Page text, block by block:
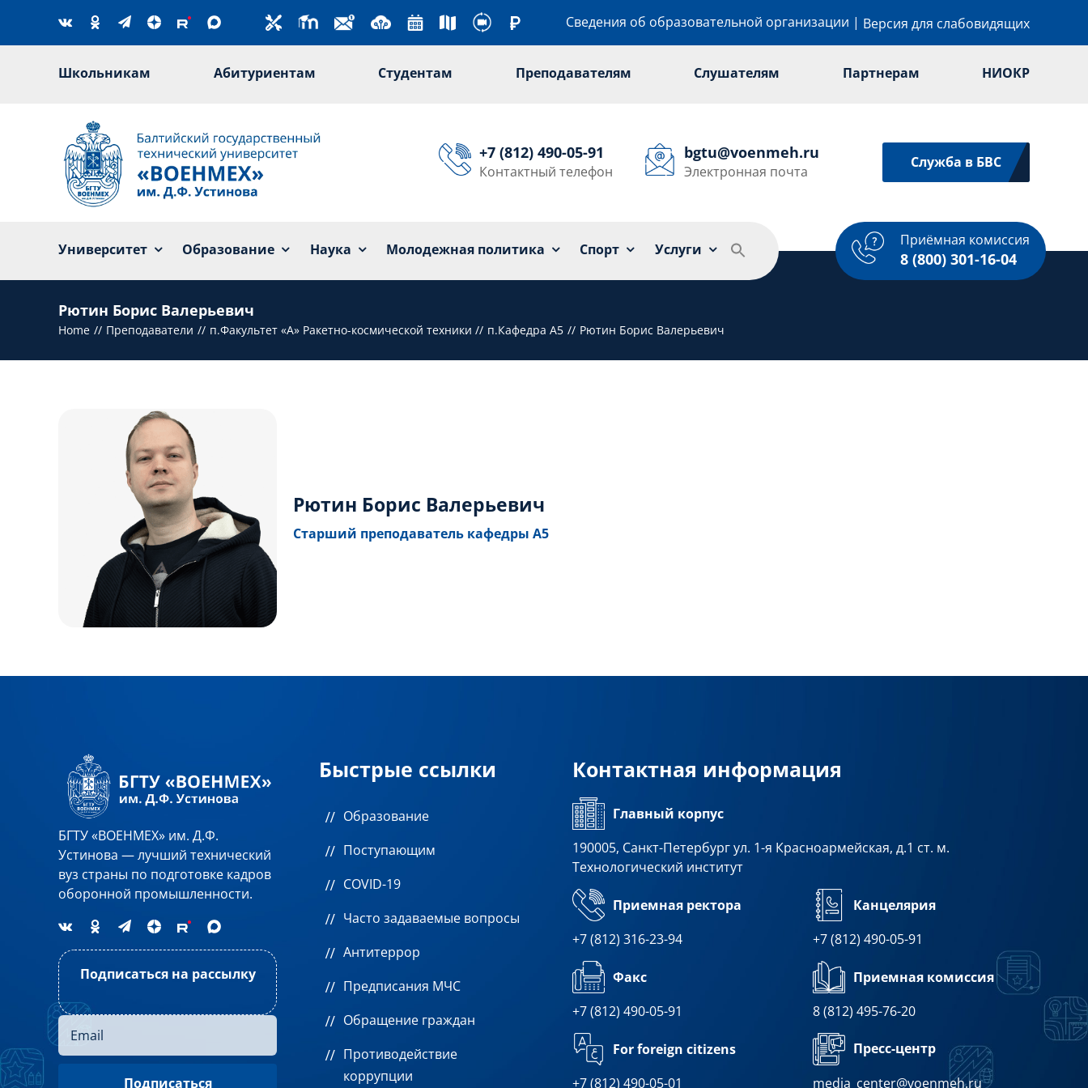
content
Сведения об образовательной организации | Версия для слабовидящих
Школьникам Абитуриентам Студентам Преподавателям Слушателям Партнерам НИОКР
+7 (812) 490-05-91
Контактный телефон
bgtu@voenmeh.ru
Электронная почта
Служба в БВС
Университет Образование Наука Молодежная политика Спорт Услуги
Приёмная комиссия
8 (800) 301-16-04
Университет Образование Наука Молодежная политика Спорт Услуги
Рютин Борис Валерьевич
Home Преподаватели п.Факультет «А» Ракетно-космической техники п.Кафедра А5 Рютин Борис Валерьевич
Рютин Борис Валерьевич
Старший преподаватель кафедры А5
БГТУ «ВОЕНМЕХ» им. Д.Ф.
Устинова — лучший технический
вуз страны по подготовке кадров
оборонной промышленности.
Подписаться на рассылку
Быстрые ссылки
Образование
Поступающим
COVID-19
Часто задаваемые вопросы
Антитеррор
Предписания МЧС
Обращение граждан
Противодействие
коррупции
Контактная информация
Главный корпус
190005, Санкт-Петербург ул. 1-я Красноармейская, д.1 ст. м.
Технологический институт
Приемная ректора
+7 (812) 316-23-94
Канцелярия
+7 (812) 490-05-91
Факс
+7 (812) 490-05-91
Приемная комиссия
8 (812) 495-76-20
For foreign citizens
+7 (812) 490-05-01
Пресс-центр
media_center@voenmeh.ru